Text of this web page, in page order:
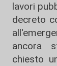
lavori
decreto
ancora
chiesto